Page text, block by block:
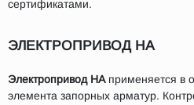
сертификатами.
ЭЛЕКТРОПРИВОД НА
Электропривод НАприменяется в
элемента запорных арматур.